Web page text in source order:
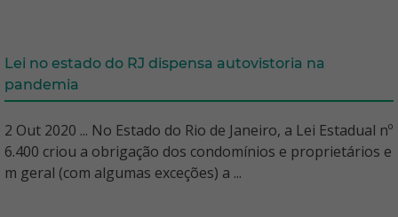
Lei no estado do RJ dispensa autovistoria na
pandemia
2 Out 2020 ... No Estado do Rio de Janeiro, a Lei Estadual nº
6.400 criou a obrigação dos condomínios e proprietários e
m geral (com algumas exceções) a ...